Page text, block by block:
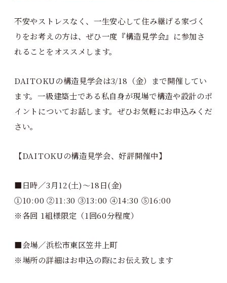
不安やストレスなく、一生安心して住み継げる家づく
りをお考えの方は、ぜひ一度『構造見学会』に参加さ
れることをオススメします。
DAITOKUの構造見学会は3/18（金）まで開催してい
ます。一級建築士である私自身が現場で構造や設計のポ
イントについてお話します。ぜひお気軽にお申込みくだ
さい。
【DAITOKUの構造見学会、好評開催中】
■日時／3月12(土)～18日(金)
①10:00 ②11:30 ③13:00 ④14:30 ⑤16:00
※各回 1組様限定（1回60分程度）
■会場／浜松市東区笠井上町
※場所の詳細はお申込の際にお伝え致します